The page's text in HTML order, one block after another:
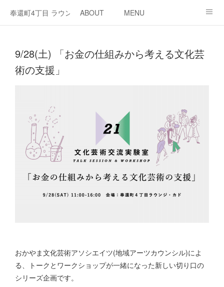
奉還町4丁目 ラウンジ・カド
ABOUT MENU
9/28(土) 「お金の仕組みから考える文化芸
術の支援」
おかやま文化芸術アソシエイツ(地域アーツカウンシル)によ
る、トークとワークショップが一緒になった新しい切り口の
シリーズ企画です。